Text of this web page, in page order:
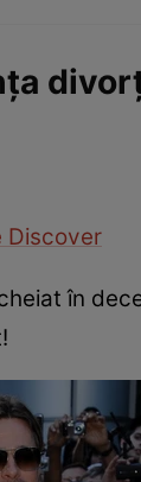
Discover
în